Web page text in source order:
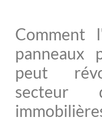
Comment
panneaux
peut
secteur